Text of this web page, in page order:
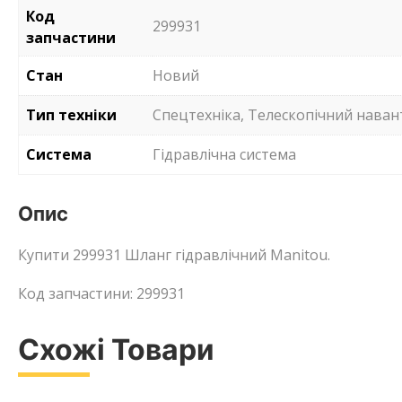
Код
запчастини
299931
Стан
Новий
Тип техніки
Спецтехніка, Телескопічний
Система
Гідравлічна система
Опис
Купити 299931 Шланг гідравлічний Manitou.
Код запчастини: 299931
Схожі Товари